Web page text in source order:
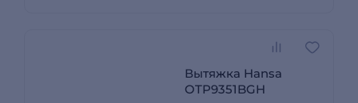
Вытяжка Hansa
OTP9351BGH